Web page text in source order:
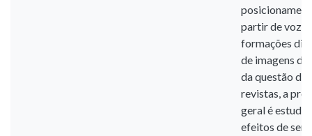
partir de
formações
de imagens
da questão de
revistas, a
geral é
efeitos de